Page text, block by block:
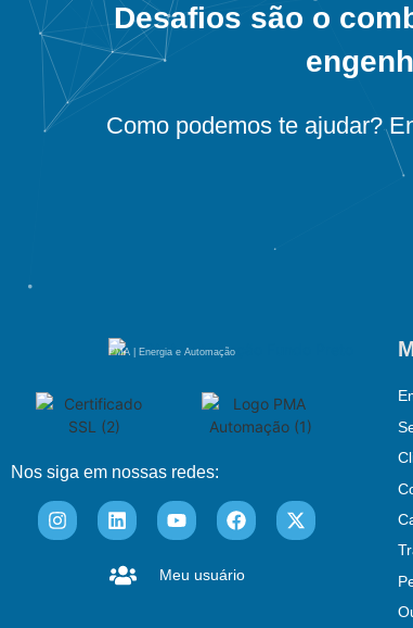
Desafios são o
Como podemos te ajudar?
PMA | Energia e Automação
Nos siga em nossas redes:
Meu usuário